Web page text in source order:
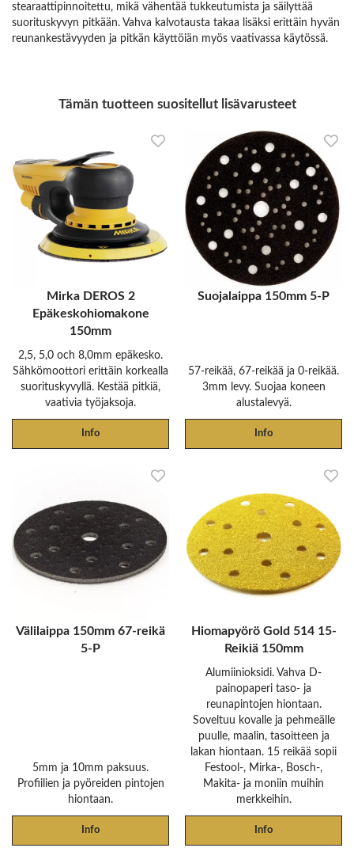
stearaattipinnoitettu, mikä vähentää tukkeutumista ja säilyttää
suorituskyvyn pitkään. Vahva kalvotausta takaa lisäksi erittäin hyvän
reunankestävyyden ja pitkän käyttöiän myös vaativassa käytössä.
Tämän tuotteen suositellut lisävarusteet
Mirka DEROS 2
Epäkeskohiomakone
150mm
2,5, 5,0 och 8,0mm epäkesko.
Sähkömoottori erittäin korkealla
suorituskyvyllä. Kestää pitkiä,
vaativia työjaksoja.
Info
Suojalaippa 150mm 5-P
57-reikää, 67-reikää ja 0-reikää.
3mm levy. Suojaa koneen
alustalevyä.
Info
Välilaippa 150mm 67-reikä
5-P
5mm ja 10mm paksuus.
Profiilien ja pyöreiden pintojen
hiontaan.
Info
Hiomapyörö Gold 514 15-
Reikiä 150mm
Alumiinioksidi. Vahva D-
painopaperi taso- ja
reunapintojen hiontaan.
Soveltuu kovalle ja pehmeälle
puulle, maalin, tasoitteen ja
lakan hiontaan. 15 reikää sopii
Festool-, Mirka-, Bosch-,
Makita- ja moniin muihin
merkkeihin.
Info